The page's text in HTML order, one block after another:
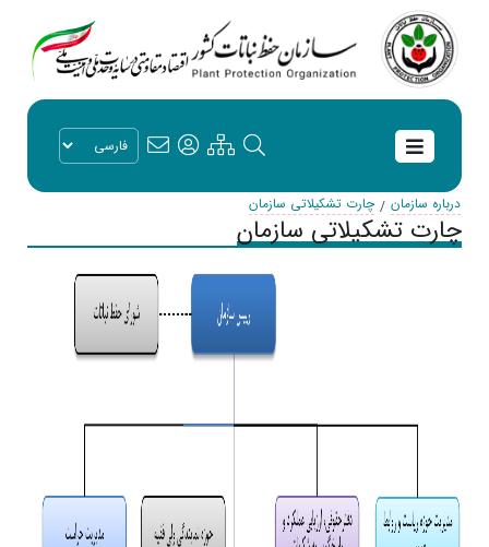
درباره سازمان چارت تشکیلاتی سازمان
چارت تشکیلاتی سازمان